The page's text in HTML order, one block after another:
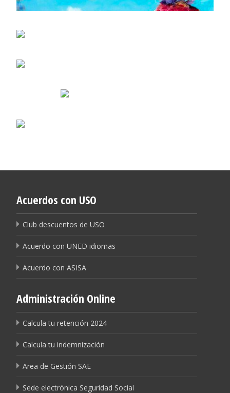
Acuerdos con USO
Club descuentos de USO
Acuerdo con UNED idiomas
Acuerdo con ASISA
Administración Online
Calcula tu retención 2024
Calcula tu indemnización
Area de Gestión SAE
Sede electrónica Seguridad Social